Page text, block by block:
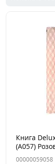
Книга
(A057)
00000059058